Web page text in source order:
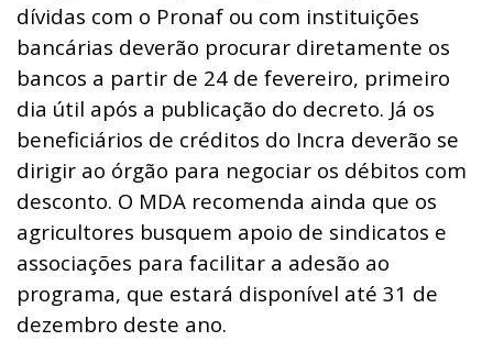
dívidas com o Pronaf ou com instituições
bancárias deverão procurar diretamente os
bancos a partir de 24 de fevereiro, primeiro
dia útil após a publicação do decreto. Já os
beneficiários de créditos do Incra deverão se
dirigir ao órgão para negociar os débitos com
desconto. O MDA recomenda ainda que os
agricultores busquem apoio de sindicatos e
associações para facilitar a adesão ao
programa, que estará disponível até 31 de
dezembro deste ano.